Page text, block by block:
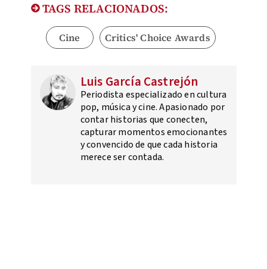
TAGS RELACIONADOS:
Cine Critics' Choice Awards
Luis García Castrejón
Periodista especializado en cultura
pop, música y cine. Apasionado por
contar historias que conecten,
capturar momentos emocionantes
y convencido de que cada historia
merece ser contada.